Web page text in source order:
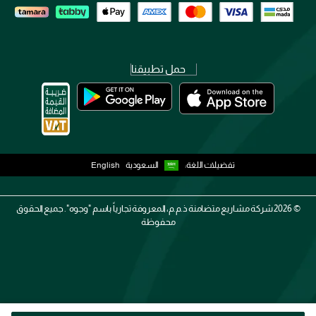
حمل تطبيقنا
تفضيلات اللغة: السعودية English
2026 ©شركة مشاريع متضامنة ذ.م.م، المعروفة تجارياً باسم "وجوه". جميع الحقوق
محفوظة